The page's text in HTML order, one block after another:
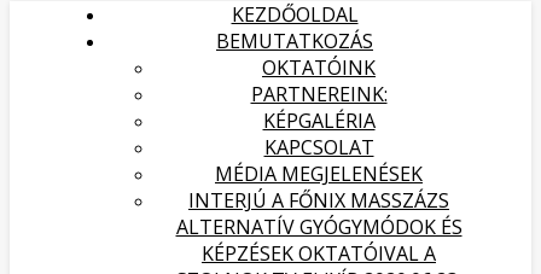
KEZDŐOLDAL
BEMUTATKOZÁS
OKTATÓINK
PARTNEREINK:
KÉPGALÉRIA
KAPCSOLAT
MÉDIA MEGJELENÉSEK
INTERJÚ A FŐNIX MASSZÁZS
ALTERNATÍV GYÓGYMÓDOK ÉS
KÉPZÉSEK OKTATÓIVAL A